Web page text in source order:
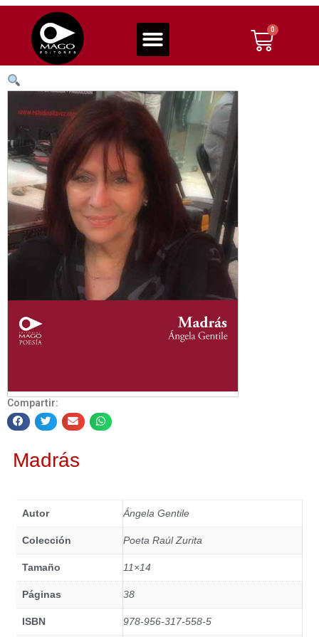
Compartir:
Madrás
Autor Ángela Gentile
Colección Poeta Raúl Zurita
Tamaño 11×14
Páginas 38
ISBN 978-956-317-558-5